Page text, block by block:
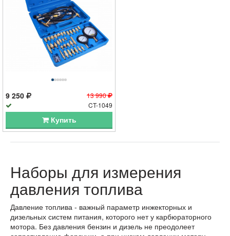
13 990
9 250
CT-1049
Купить
Наборы для измерения
давления топлива
Давление топлива - важный параметр инжекторных и
дизельных систем питания, которого нет у карбюраторного
мотора. Без давления бензин и дизель не преодолеет